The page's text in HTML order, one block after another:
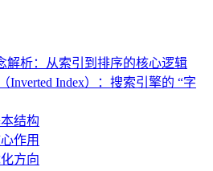
解析：从索引到排序的核心逻辑
Inverted Index）：搜索引擎的 “字
结构
作用
方向